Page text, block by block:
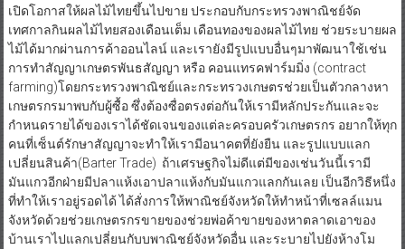
ไม้ได้มากผ่านการค้าออนไลน์ และเรายังมีรูปแบบอื่นๆมาพัฒนาใช้เช่น
การทำสัญญาเกษตรพันธสัญญา หรือ คอนแทรคฟาร์มมิ่ง (contract
farming)โดยกระทรวงพาณิชย์และกระทรวงเกษตรช่วยเป็นตัวกลางหา
เกษตรกรมาพบกับผู้ซื้อ ซึ่งต้องซื่อตรงต่อกันให้เรามีหลักประกันและจะ
กำหนดรายได้ของเราได้ชัดเจนของแต่ละครอบครัวเกษตรกร อยากให้ทุก
คนที่เซ็นต์รักษาสัญญาจะทำให้เรามีอนาคตที่ยังยืน และรูปแบบแลก
เปลี่ยนสินค้า(Barter Trade) ถ้าเศรษฐกิจไม่ดีแต่มีของเช่นวันนี้เรามี
มันแกวอีกฝ่ายมีปลาแห้งเอาปลาแห้งกับมันแกวแลกกันเลย เป็นอีกวิธีหนึ่ง
ที่ทำให้เราอยู่รอดได้ ได้สั่งการให้พาณิชย์จังหวัดให้ทำหน้าที่เซลล์แมน
จังหวัดด้วยช่วยเกษตรกรขายของช่วยพ่อค้าขายของหาตลาดเอาของ
บ้านเราไปแลกเปลี่ยนกับบพาณิชย์จังหวัดอื่น และระบายไปยังห้างโม
เดิร์นเทรดที่สำคัญเอาของไปขายโดยไม่คิดค่าพื้นที่หรืออาจคิดในราคา
พิเศษ มีหลายห้างที่มาให้ความร่วมมือแพลตฟอร์มก็ให้พื้นที่พิเศษไม่คิดค่า